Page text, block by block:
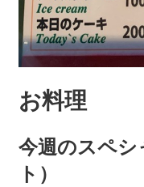
お料理
今週のスペシ
ト）